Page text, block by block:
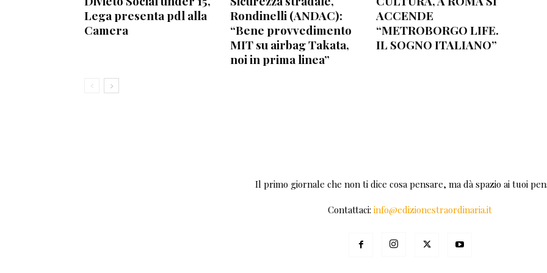
Lega presenta pdl alla
Camera
Rondinelli (ANDAC):
“Bene provvedimento
MIT su airbag Takata,
noi in prima linea”
ACCENDE
“METROBORGO LIFE.
IL SOGNO ITALIANO”
Il primo giornale che non ti dice cosa pensare, ma dà spazio ai tuoi
Contattaci:info@edizionestraordinaria.it